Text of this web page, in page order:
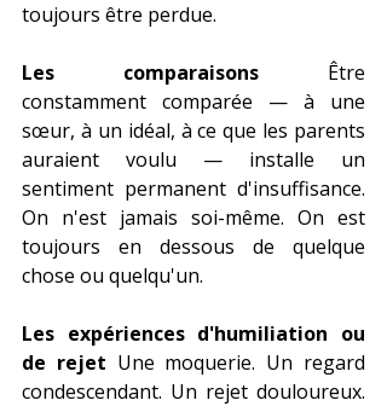
toujours être perdue.
Les comparaisons Être
constamment comparée — à une
sœur, à un idéal, à ce que les parents
auraient voulu — installe un
sentiment permanent d'insuffisance.
On n'est jamais soi-même. On est
toujours en dessous de quelque
chose ou quelqu'un.
Les expériences d'humiliation ou
de rejet Une moquerie. Un regard
condescendant. Un rejet douloureux.